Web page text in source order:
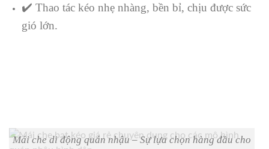
✔️ Thao tác kéo nhẹ nhàng, bền bỉ, chịu được sức
gió lớn.
Mái che di động quán nhậu – Sự lựa chọn hàng đầu cho